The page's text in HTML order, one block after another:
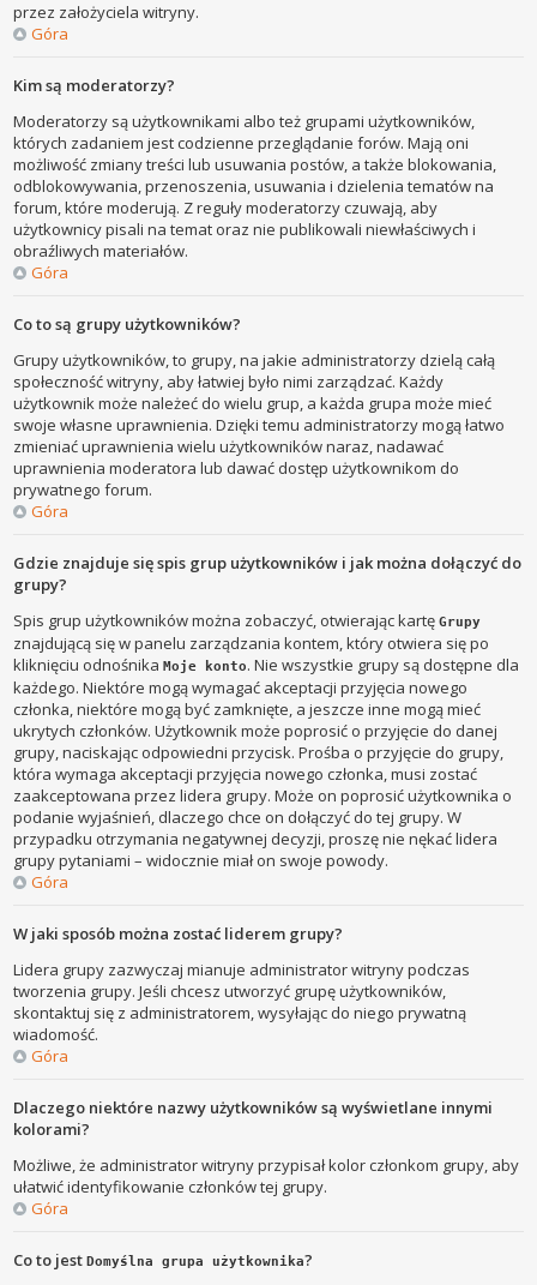
przez założyciela witryny.
Góra
Kim są moderatorzy?
Moderatorzy są użytkownikami albo też grupami użytkowników,
których zadaniem jest codzienne przeglądanie forów. Mają oni
możliwość zmiany treści lub usuwania postów, a także blokowania,
odblokowywania, przenoszenia, usuwania i dzielenia tematów na
forum, które moderują. Z reguły moderatorzy czuwają, aby
użytkownicy pisali na temat oraz nie publikowali niewłaściwych i
obraźliwych materiałów.
Góra
Co to są grupy użytkowników?
Grupy użytkowników, to grupy, na jakie administratorzy dzielą całą
społeczność witryny, aby łatwiej było nimi zarządzać. Każdy
użytkownik może należeć do wielu grup, a każda grupa może mieć
swoje własne uprawnienia. Dzięki temu administratorzy mogą łatwo
zmieniać uprawnienia wielu użytkowników naraz, nadawać
uprawnienia moderatora lub dawać dostęp użytkownikom do
prywatnego forum.
Góra
Gdzie znajduje się spis grup użytkowników i jak można dołączyć do
grupy?
Spis grup użytkowników można zobaczyć, otwierając kartęGrupy
znajdującą się w panelu zarządzania kontem, który otwiera się po
kliknięciu odnośnikaMoje konto. Nie wszystkie grupy są dostępne dla
każdego. Niektóre mogą wymagać akceptacji przyjęcia nowego
członka, niektóre mogą być zamknięte, a jeszcze inne mogą mieć
ukrytych członków. Użytkownik może poprosić o przyjęcie do danej
grupy, naciskając odpowiedni przycisk. Prośba o przyjęcie do grupy,
która wymaga akceptacji przyjęcia nowego członka, musi zostać
zaakceptowana przez lidera grupy. Może on poprosić użytkownika o
podanie wyjaśnień, dlaczego chce on dołączyć do tej grupy. W
przypadku otrzymania negatywnej decyzji, proszę nie nękać lidera
grupy pytaniami – widocznie miał on swoje powody.
Góra
W jaki sposób można zostać liderem grupy?
Lidera grupy zazwyczaj mianuje administrator witryny podczas
tworzenia grupy. Jeśli chcesz utworzyć grupę użytkowników,
skontaktuj się z administratorem, wysyłając do niego prywatną
wiadomość.
Góra
Dlaczego niektóre nazwy użytkowników są wyświetlane innymi
kolorami?
Możliwe, że administrator witryny przypisał kolor członkom grupy, aby
ułatwić identyfikowanie członków tej grupy.
Góra
Co to jestDomyślna grupa użytkownika?